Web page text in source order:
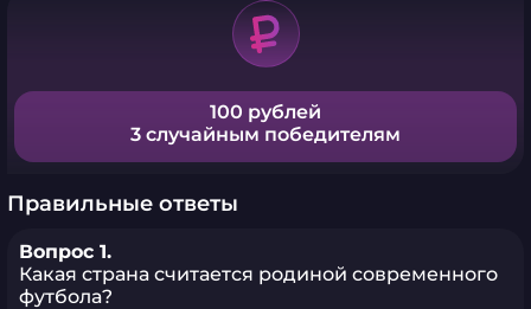
100 рублей
3 случайным победителям
Правильные ответы
Вопрос 1.
Какая страна считается родиной современного
футбола?